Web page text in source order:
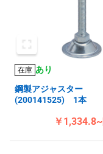
在庫 あり
鋼製アジャスター
(200141525) 1本
￥1,334.8~